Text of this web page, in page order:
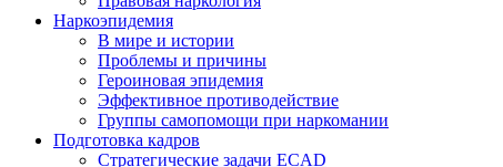
Наркоэпидемия
В мире и истории
Проблемы и причины
Героиновая эпидемия
Эффективное противодействие
Группы самопомощи при наркомании
Подготовка кадров
Стратегические задачи ECAD